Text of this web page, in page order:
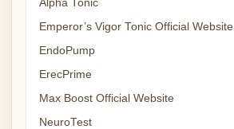
Alpha Tonic
Emperor’s Vigor Tonic Official Website
EndoPump
ErecPrime
Max Boost Official Website
NeuroTest